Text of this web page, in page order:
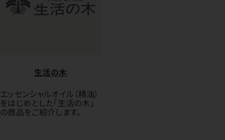
生活の木
エッセンシャルオイル（精油）
をはじめとした「生活の木」
の商品をご紹介します。